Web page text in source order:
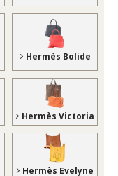
Hermès Bolide
Hermès Victoria
Hermès Evelyne